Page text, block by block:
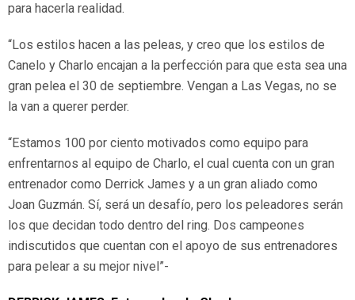
para hacerla realidad.
“Los estilos hacen a las peleas, y creo que los estilos de
Canelo y Charlo encajan a la perfección para que esta sea una
gran pelea el 30 de septiembre. Vengan a Las Vegas, no se
la van a querer perder.
“Estamos 100 por ciento motivados como equipo para
enfrentarnos al equipo de Charlo, el cual cuenta con un gran
entrenador como Derrick James y a un gran aliado como
Joan Guzmán. Sí, será un desafío, pero los peleadores serán
los que decidan todo dentro del ring. Dos campeones
indiscutidos que cuentan con el apoyo de sus entrenadores
para pelear a su mejor nivel”-